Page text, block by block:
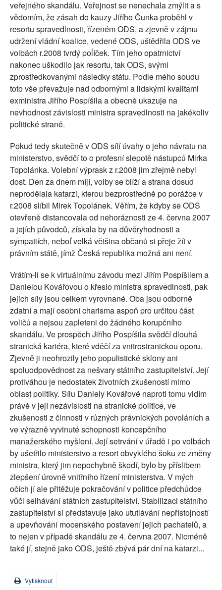
veřejného skandálu. Veřejnost se nenechala zmýlit a s
vědomím, že zásah do kauzy Jiřího Čunka proběhl v
resortu spravedlnosti, řízeném ODS, a zjevně v zájmu
udržení vládní koalice, vedené ODS, uštědřila ODS ve
volbách r.2008 tvrdý poĺíček. Tím jeho opatrnictví
nakonec uškodilo jak resortu, tak ODS, svými
zprostředkovanými následky státu. Podle mého soudu
toto vše převažuje nad odbornými a lidskými kvalitami
exministra Jiřího Pospíšila a obecně ukazuje na
nevhodnost závislosti ministra spravedlnosti na jakékoliv
politické straně.
Pokud tedy skutečně v ODS sílí úvahy o jeho návratu na
ministerstvo, svědčí to o profesní slepotě nástupců Mirka
Topolánka. Volební výprask z r.2008 jim zřejmě nebyl
dost. Den za dnem míjí, volby se blíží a strana dosud
neprodělala katarzi, kterou bezprostředně po porážce v
r.2008 slíbil Mirek Topolánek. Věřím, že kdyby se ODS
otevřeně distancovala od nehoráznosti ze 4. června 2007
a jejích původců, získala by na důvěryhodnosti a
sympatiích, neboť velká většina občanů si přeje žít v
právním státě, jímž Česká republika možná ani není.
Vrátím-li se k virtuálnímu závodu mezi Jiřím Pospíšilem a
Danielou Kovářovou o křeslo ministra spravedlnosti, pak
jejich síly jsou celkem vyrovnané. Oba jsou odborně
zdatní a mají osobní charisma aspoň pro určitou část
voličů a nejsou zapleteni do žádného korupčního
skandálu. Ve prospěch Jiřího Pospíšila svědčí dlouhá
stranická kariéra, které vděčí za vnitrostranickou oporu.
Zjevně ji neohrozily jeho populistické sklony ani
spoluodpovědnost za nešvary státního zastupitelství. Její
protiváhou je nedostatek životních zkušeností mimo
oblast politiky. Sílu Daniely Kovářové naproti tomu vidím
právě v její nezávislosti na stranické politice, ve
zkušenosti z činnosti v různých právnických povoláních a
ve výrazně vyvinuté schopnosti koncepčního
manažerského myšlení. Její setrvání v úřadě i po volbách
by ušetřilo ministerstvo a resort obvyklého šoku ze změny
ministra, který jim nepochybně škodí, bylo by příslibem
zlepšení úrovně vnitřního řízení ministerstva. V mých
očích jí ale přitěžuje pokračování v politice předchůdce
vůči selhávání státních zastupitelství. Stabilizaci státního
zastupitelství si představuje jako ututlávání nepřístojností
a upevňování mocenského postavení jejich pachatelů, a
to nejen v případě skandálu ze 4. června 2007. Nicméně
také jí, stejně jako ODS, ještě zbývá pár dní na katarzi...
Vytisknout